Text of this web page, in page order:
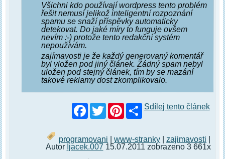
Všichni kdo používají wordpress tento problém
řešit nemusí jelikož inteligentní rozpoznání
spamu se snaží příspěvky automaticky
detekovat. Do jaké míry to funguje ovšem
nevím :-) protože tento redakční systém
nepoužívám.
zajímavosti je že každý generovaný komentář
byl vložen pod jiný článek. Žádný spam nebyl
uložen pod stejný článek, tím by se mazání
takové reklamy dost zkomplikovalo.
Facebook
TwitterPinterestSdílej tento článek
programovani |www-stranky | zajimavosti |
Autor Ijacek.007 15.07.2011 zobrazeno 3 661x